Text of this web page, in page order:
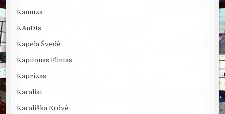
Kamuza
KAnDIs
Kapela Švedė
Kapitonas Flintas
Kaprizas
Karaliai
Karališka Erdvė